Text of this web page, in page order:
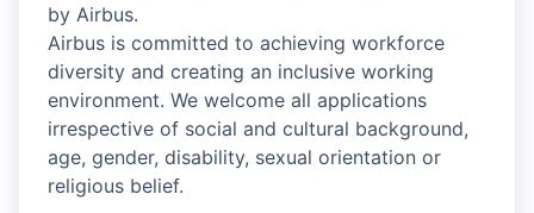
by Airbus.
Airbus is committed to achieving workforce
diversity and creating an inclusive working
environment. We welcome all applications
irrespective of social and cultural background,
age, gender, disability, sexual orientation or
religious belief.